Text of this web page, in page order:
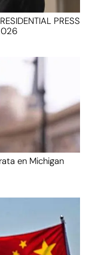
PRESS
en Michigan